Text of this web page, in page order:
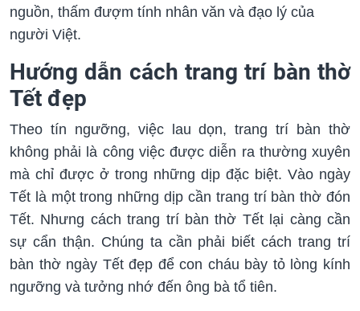
nguồn, thấm đượm tính nhân văn và đạo lý của
người Việt.
Hướng dẫn cách trang trí bàn thờ
Tết đẹp
Theo tín ngưỡng, việc lau dọn, trang trí bàn thờ
không phải là công việc được diễn ra thường xuyên
mà chỉ được ở trong những dịp đặc biệt. Vào ngày
Tết là một trong những dịp cần trang trí bàn thờ đón
Tết. Nhưng cách trang trí bàn thờ Tết lại càng cần
sự cẩn thận. Chúng ta cần phải biết cách trang trí
bàn thờ ngày Tết đẹp để con cháu bày tỏ lòng kính
ngưỡng và tưởng nhớ đến ông bà tổ tiên.